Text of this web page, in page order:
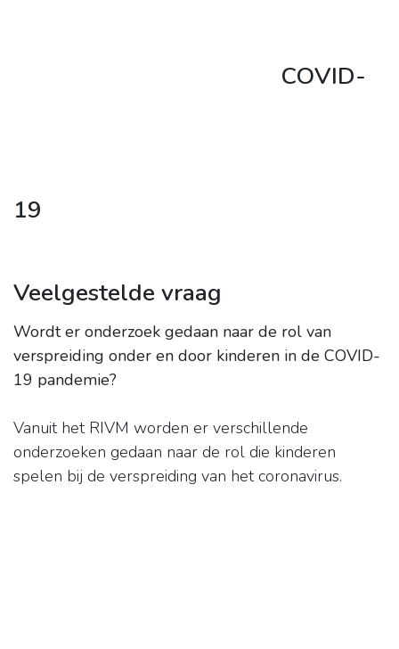
COVID-
19
Veelgestelde vraag
Wordt er onderzoek gedaan naar de rol van
verspreiding onder en door kinderen in de COVID-
19 pandemie?
Vanuit het RIVM worden er verschillende
onderzoeken gedaan naar de rol die kinderen
spelen bij de verspreiding van het coronavirus.